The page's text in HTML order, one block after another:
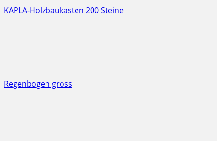
KAPLA-Holzbaukasten 200 Steine
Regenbogen gross